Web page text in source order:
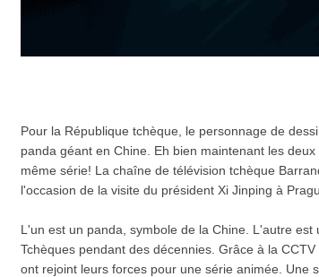
Pour la République tchèque, le personnage de
panda géant en Chine. Eh bien maintenant les
même série! La chaîne de télévision tchèque
l'occasion de la visite du président Xi Jinping à
L'un est un panda, symbole de la Chine. L'autre
Tchèques pendant des décennies. Grâce à la
ont rejoint leurs forces pour une série animée. Une